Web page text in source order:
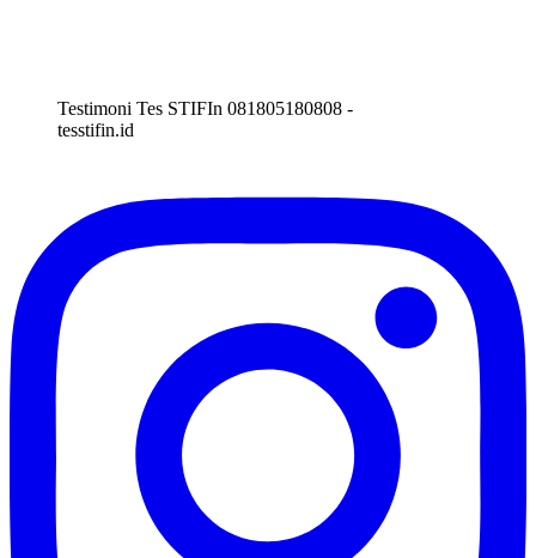
Testimoni Tes STIFIn 081805180808 -
tesstifin.id